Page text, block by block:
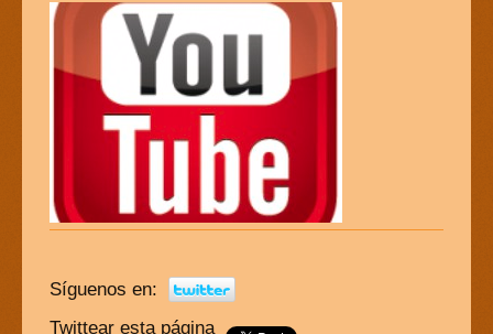
Síguenos en:
Twittear esta página